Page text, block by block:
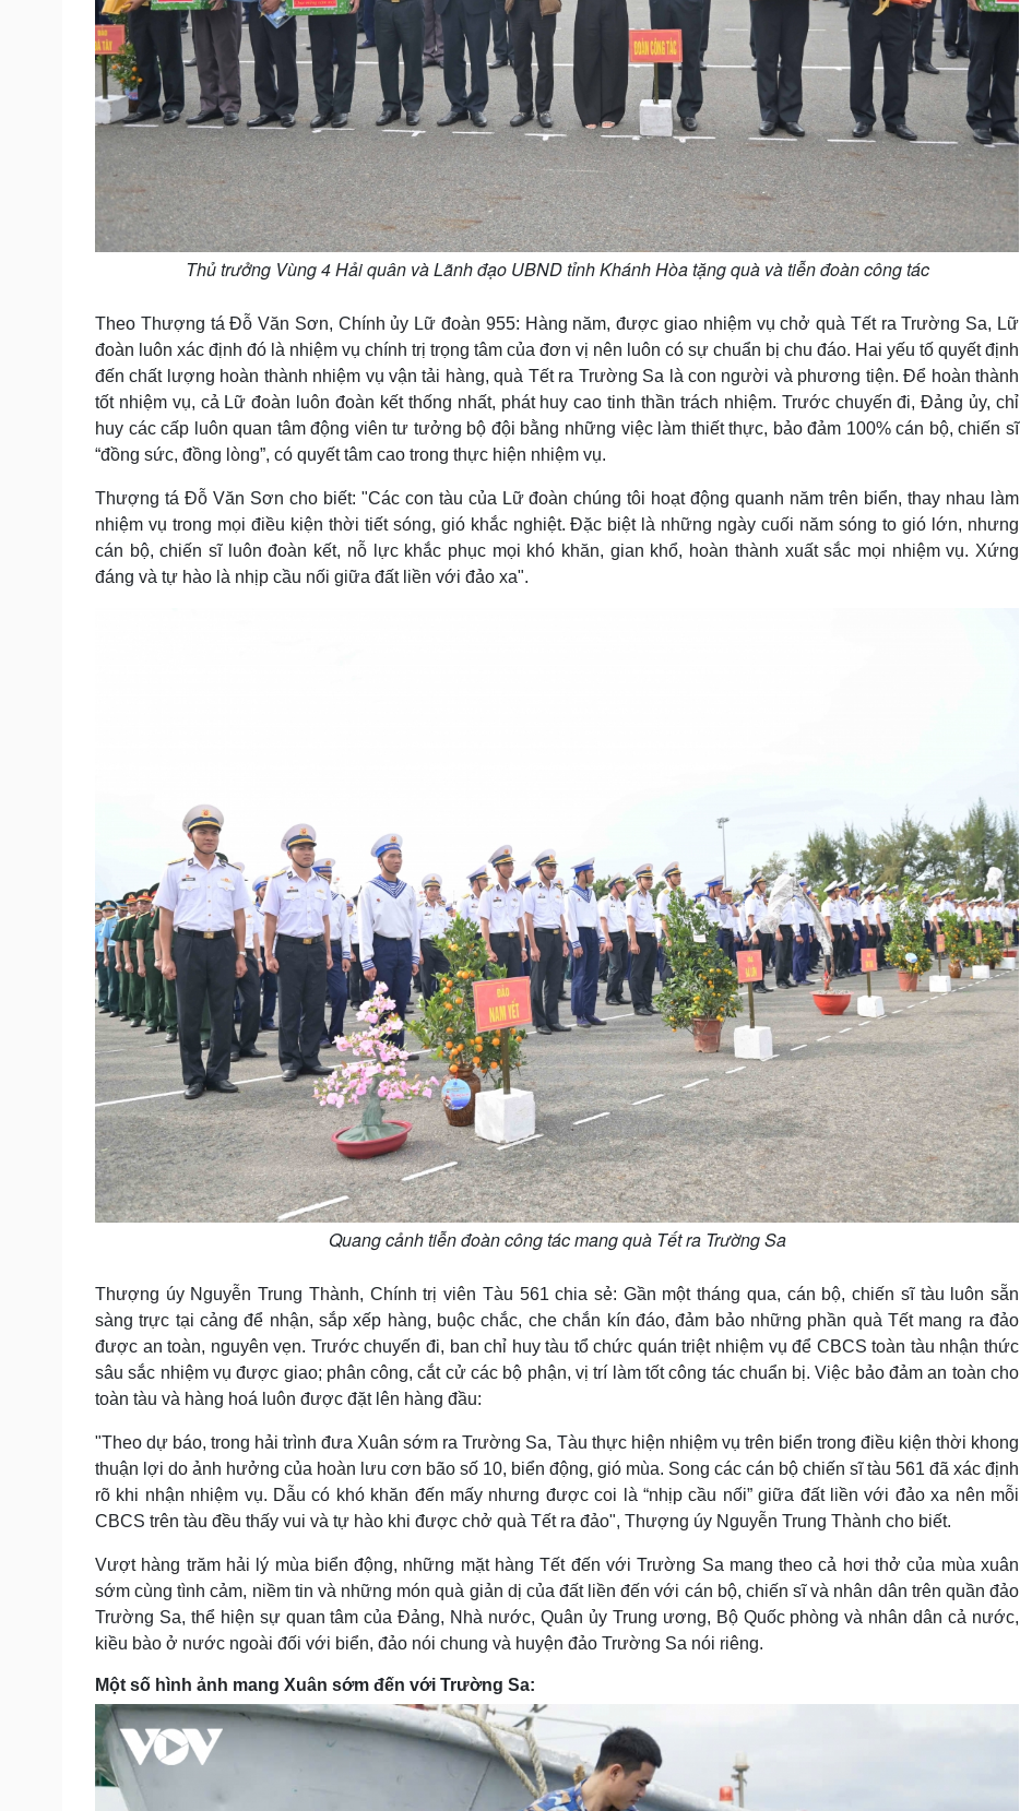
Thủ trưởng Vùng 4 Hải quân và Lãnh đạo UBND tỉnh Khánh Hòa tặng quà và tiễn đoàn công tác
Theo Thượng tá Đỗ Văn Sơn, Chính ủy Lữ đoàn 955: Hàng năm, được giao nhiệm vụ chở quà Tết ra Trường Sa, Lữ
đoàn luôn xác định đó là nhiệm vụ chính trị trọng tâm của đơn vị nên luôn có sự chuẩn bị chu đáo. Hai yếu tố quyết định
đến chất lượng hoàn thành nhiệm vụ vận tải hàng, quà Tết ra Trường Sa là con người và phương tiện. Để hoàn thành
tốt nhiệm vụ, cả Lữ đoàn luôn đoàn kết thống nhất, phát huy cao tinh thần trách nhiệm. Trước chuyến đi, Đảng ủy, chỉ
huy các cấp luôn quan tâm động viên tư tưởng bộ đội bằng những việc làm thiết thực, bảo đảm 100% cán bộ, chiến sĩ
“đồng sức, đồng lòng”, có quyết tâm cao trong thực hiện nhiệm vụ.
Thượng tá Đỗ Văn Sơn cho biết: "Các con tàu của Lữ đoàn chúng tôi hoạt động quanh năm trên biển, thay nhau làm
nhiệm vụ trong mọi điều kiện thời tiết sóng, gió khắc nghiệt. Đặc biệt là những ngày cuối năm sóng to gió lớn, nhưng
cán bộ, chiến sĩ luôn đoàn kết, nỗ lực khắc phục mọi khó khăn, gian khổ, hoàn thành xuất sắc mọi nhiệm vụ. Xứng
đáng và tự hào là nhịp cầu nối giữa đất liền với đảo xa".
Quang cảnh tiễn đoàn công tác mang quà Tết ra Trường Sa
Thượng úy Nguyễn Trung Thành, Chính trị viên Tàu 561 chia sẻ: Gần một tháng qua, cán bộ, chiến sĩ tàu luôn sẵn
sàng trực tại cảng để nhận, sắp xếp hàng, buộc chắc, che chắn kín đáo, đảm bảo những phần quà Tết mang ra đảo
được an toàn, nguyên vẹn. Trước chuyến đi, ban chỉ huy tàu tổ chức quán triệt nhiệm vụ để CBCS toàn tàu nhận thức
sâu sắc nhiệm vụ được giao; phân công, cắt cử các bộ phận, vị trí làm tốt công tác chuẩn bị. Việc bảo đảm an toàn cho
toàn tàu và hàng hoá luôn được đặt lên hàng đầu:
"Theo dự báo, trong hải trình đưa Xuân sớm ra Trường Sa, Tàu thực hiện nhiệm vụ trên biển trong điều kiện thời khong
thuận lợi do ảnh hưởng của hoàn lưu cơn bão số 10, biển động, gió mùa. Song các cán bộ chiến sĩ tàu 561 đã xác định
rõ khi nhận nhiệm vụ. Dẫu có khó khăn đến mấy nhưng được coi là “nhịp cầu nối” giữa đất liền với đảo xa nên mỗi
CBCS trên tàu đều thấy vui và tự hào khi được chở quà Tết ra đảo", Thượng úy Nguyễn Trung Thành cho biết.
Vượt hàng trăm hải lý mùa biển động, những mặt hàng Tết đến với Trường Sa mang theo cả hơi thở của mùa xuân
sớm cùng tình cảm, niềm tin và những món quà giản dị của đất liền đến với cán bộ, chiến sĩ và nhân dân trên quần đảo
Trường Sa, thể hiện sự quan tâm của Đảng, Nhà nước, Quân ủy Trung ương, Bộ Quốc phòng và nhân dân cả nước,
kiều bào ở nước ngoài đối với biển, đảo nói chung và huyện đảo Trường Sa nói riêng.
Một số hình ảnh mang Xuân sớm đến với Trường Sa: